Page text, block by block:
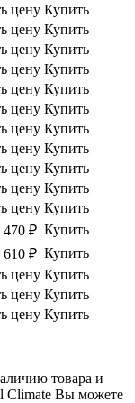
цену Купить
цену Купить
цену Купить
цену Купить
цену Купить
цену Купить
цену Купить
цену Купить
цену Купить
цену Купить
цену Купить
470₽ Купить
610₽ Купить
цену Купить
цену Купить
цену Купить
товара и
Climate Вы можете